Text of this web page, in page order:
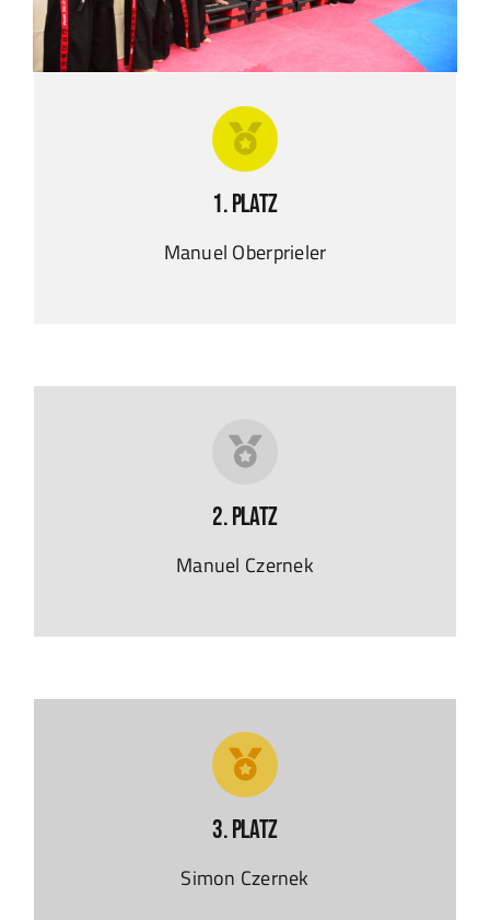
1. Platz
Manuel Oberprieler
2. Platz
Manuel Czernek
3. Platz
Simon Czernek